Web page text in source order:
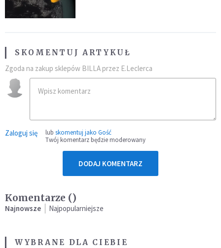
SKOMENTUJ ARTYKUŁ
Zgoda na zakup sklepów BILLA przez E.Leclerca
Zaloguj się lub skomentuj jako Gość
Twój komentarz będzie moderowany
DODAJ KOMENTARZ
Komentarze ()
Najnowsze Najpopularniejsze
WYBRANE DLA CIEBIE